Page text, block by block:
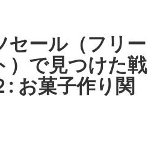
セール（フリー
）で見つけた戦
: お菓子作り関